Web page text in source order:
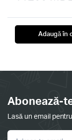
Adaugă în
Abonează-
Lasă un email